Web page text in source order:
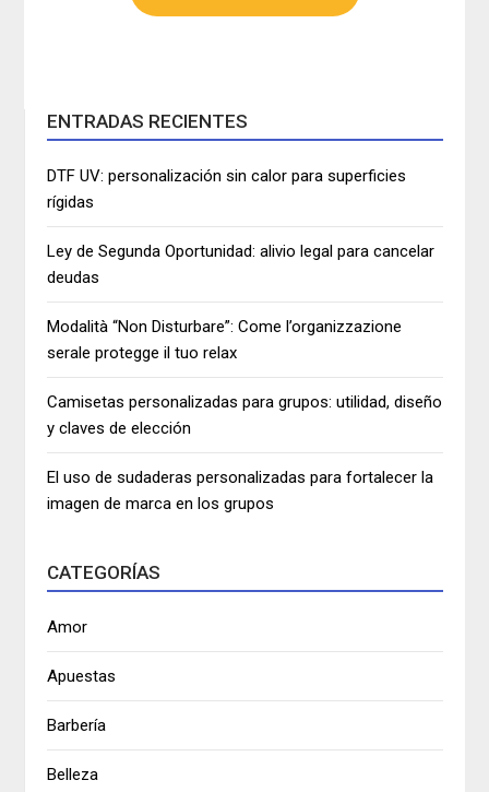
ENTRADAS RECIENTES
DTF UV: personalización sin calor para superficies
rígidas
Ley de Segunda Oportunidad: alivio legal para cancelar
deudas
Modalità “Non Disturbare”: Come l’organizzazione
serale protegge il tuo relax
Camisetas personalizadas para grupos: utilidad, diseño
y claves de elección
El uso de sudaderas personalizadas para fortalecer la
imagen de marca en los grupos
CATEGORÍAS
Amor
Apuestas
Barbería
Belleza